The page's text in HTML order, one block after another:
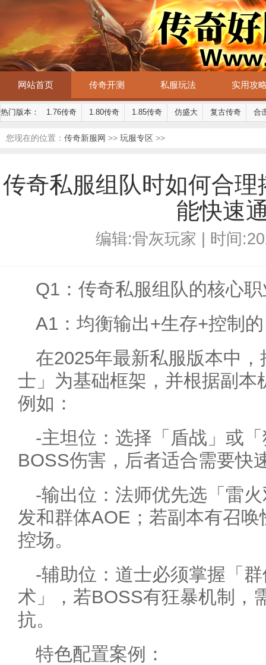
网站首页 传奇开测 私服玩法 实用攻
热门版本： 1.76传奇 1.80传奇 1.85传奇 仿盛大 复古传奇 合
您现在的位置： 传奇新服网 >> 玩服专区 >>
传奇私服组队时如何合
能快速
编辑:骨灰玩家 | 时间
Q1：传奇私服组队的核心
A1：均衡输出+生存+控制
在2025年最新私服版本中
士」为基础框架，并根据副本
例如：
-主坦位：选择「盾战」或
BOSS伤害，后者适合需要快
-输出位：法师优先选「雷
发和群体AOE；若副本有召
控场。
-辅助位：道士必须掌握「
术」，若BOSS有狂暴机制，
抗。
特色配置案例：